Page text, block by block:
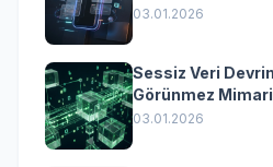
Yazılımın
03.01.2026
Sessiz Veri
Görünmez
Dönüşümün
03.01.2026